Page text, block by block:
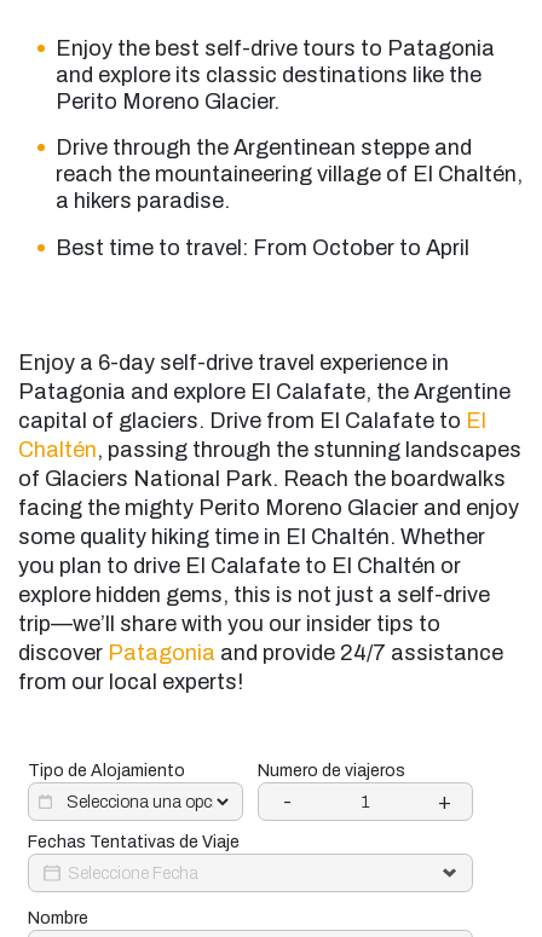
Enjoy the best self-drive tours to Patagonia
and explore its classic destinations like the
Perito Moreno Glacier.
Drive through the Argentinean steppe and
reach the mountaineering village of El Chaltén,
a hikers paradise.
Best time to travel: From October to April
Enjoy a 6-day self-drive travel experience in
Patagonia and explore El Calafate, the Argentine
capital of glaciers. Drive from El Calafate to El
Chaltén, passing through the stunning landscapes
of Glaciers National Park. Reach the boardwalks
facing the mighty Perito Moreno Glacier and enjoy
some quality hiking time in El Chaltén. Whether
you plan to drive El Calafate to El Chaltén or
explore hidden gems, this is not just a self-drive
trip—we’ll share with you our insider tips to
discover Patagonia and provide 24/7 assistance
from our local experts!
Tipo de Alojamiento Numero de viajeros
- +
Fechas Tentativas de Viaje
Nombre